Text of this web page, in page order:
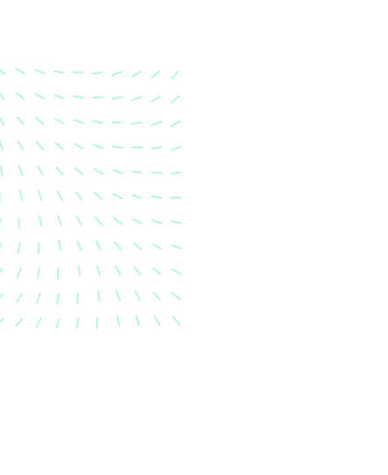
Karosserievermessung
Unsere exakte Karosserievermessung stellt
einem Unfall wieder in ihren ursprünglichen
Zustand gebracht wird.